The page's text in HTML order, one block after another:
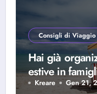
Consigli di Viaggio
Hai già
estive in
scegliere Alba
Kreare Gen 21,